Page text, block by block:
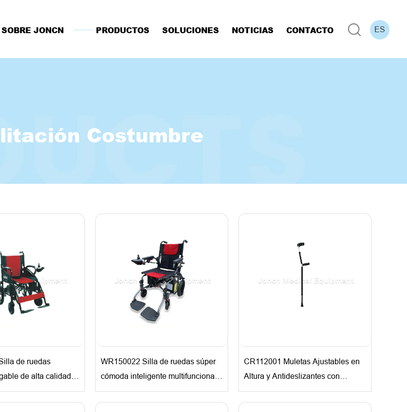
SOBRE JONCN PRODUCTOS SOLUCIONES NOTICIAS CONTACTO ES
Costumbre
de ruedas
de alta calidad
WR150022 Silla de ruedas súper
cómoda inteligente multifuncional
CR112001 Muletas Ajustables en
Altura y Antideslizantes con